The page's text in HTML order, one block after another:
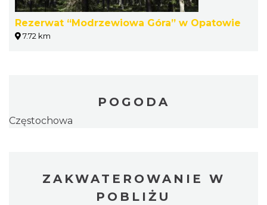
Rezerwat “Modrzewiowa Góra” w Opatowie
7.72 km
POGODA
Częstochowa
ZAKWATEROWANIE W
POBLIŻU